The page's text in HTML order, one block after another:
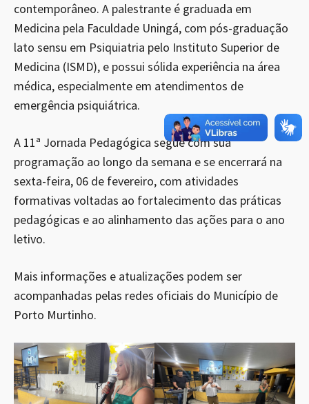
contemporâneo. A palestrante é graduada em
Medicina pela Faculdade Uningá, com pós-graduação
lato sensu em Psiquiatria pelo Instituto Superior de
Medicina (ISMD), e possui sólida experiência na área
médica, especialmente em atendimentos de
emergência psiquiátrica.
A 11ª Jornada Pedagógica segue com sua
programação ao longo da semana e se encerrará na
sexta-feira, 06 de fevereiro, com atividades
formativas voltadas ao fortalecimento das práticas
pedagógicas e ao alinhamento das ações para o ano
letivo.
Mais informações e atualizações podem ser
acompanhadas pelas redes oficiais do Município de
Porto Murtinho.